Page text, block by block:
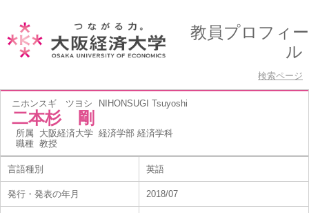
教員プロフィー
ル
検索ページ
ニホンスギ ツヨシ NIHONSUGI Tsuyoshi
二本杉 剛
所属 大阪経済大学 経済学部 経済学科
職種 教授
言語種別 英語
発行・発表の年月 2018/07